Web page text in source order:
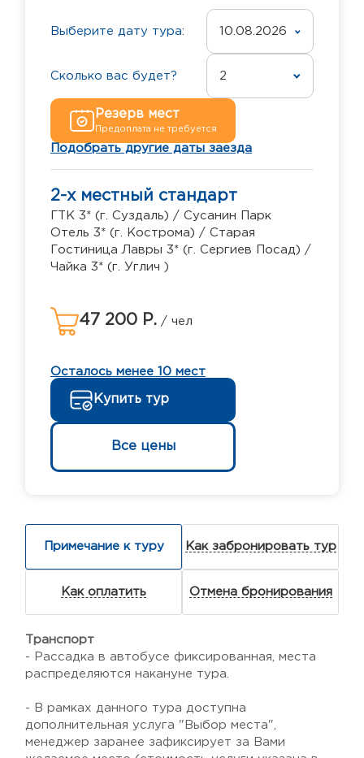
Выберите дату тура: 10.08.2026
Сколько вас будет? 2
Резерв мест
Предоплата не требуется
Подобрать другие даты заезда
2-х местный стандарт
ГТК 3* (г. Суздаль) / Сусанин Парк
Отель 3* (г. Кострома) / Старая
Гостиница Лавры 3* (г. Сергиев Посад) /
Чайка 3* (г. Углич )
47 200 Р. / чел
Осталось менее 10 мест
Купить тур
Все цены
Примечание к туру Как забронировать тур
Как оплатить Отмена бронирования
Транспорт
- Рассадка в автобусе фиксированная, места
распределяются накануне тура.
- В рамках данного тура доступна
дополнительная услуга "Выбор места",
менеджер заранее зафиксирует за Вами